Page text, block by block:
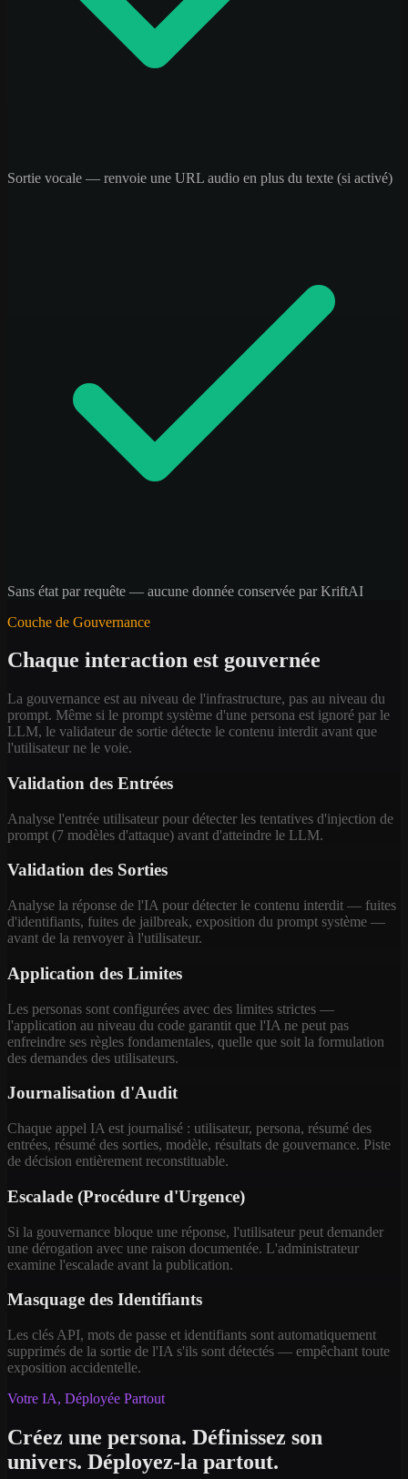
Sortie vocale — renvoie une URL audio en plus du texte (si activé)
Sans état par requête — aucune donnée conservée par KriftAI
Couche de Gouvernance
Chaque interaction est gouvernée
La gouvernance est au niveau de l'infrastructure, pas au niveau du
prompt. Même si le prompt système d'une persona est ignoré par le
LLM, le validateur de sortie détecte le contenu interdit avant que
l'utilisateur ne le voie.
Validation des Entrées
Analyse l'entrée utilisateur pour détecter les tentatives d'injection de
prompt (7 modèles d'attaque) avant d'atteindre le LLM.
Validation des Sorties
Analyse la réponse de l'IA pour détecter le contenu interdit — fuites
d'identifiants, fuites de jailbreak, exposition du prompt système —
avant de la renvoyer à l'utilisateur.
Application des Limites
Les personas sont configurées avec des limites strictes —
l'application au niveau du code garantit que l'IA ne peut pas
enfreindre ses règles fondamentales, quelle que soit la formulation
des demandes des utilisateurs.
Journalisation d'Audit
Chaque appel IA est journalisé : utilisateur, persona, résumé des
entrées, résumé des sorties, modèle, résultats de gouvernance. Piste
de décision entièrement reconstituable.
Escalade (Procédure d'Urgence)
Si la gouvernance bloque une réponse, l'utilisateur peut demander
une dérogation avec une raison documentée. L'administrateur
examine l'escalade avant la publication.
Masquage des Identifiants
Les clés API, mots de passe et identifiants sont automatiquement
supprimés de la sortie de l'IA s'ils sont détectés — empêchant toute
exposition accidentelle.
Votre IA, Déployée Partout
Créez une persona. Définissez son
univers. Déployez-la partout.